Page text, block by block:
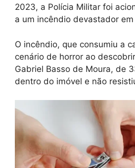
2023, a Polícia Militar foi
a um incêndio devastador
O incêndio, que consumiu a
cenário de horror ao
Gabriel Basso de Moura, de
dentro do imóvel e não